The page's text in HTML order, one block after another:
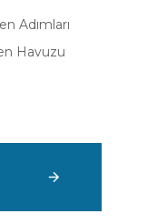
Adımları
Havuzu